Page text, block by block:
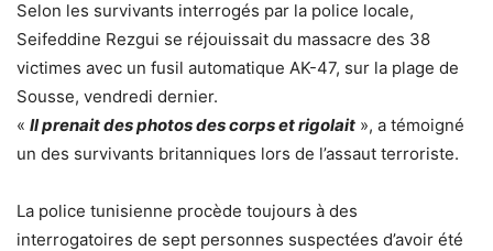
Selon les survivants interrogés par la police locale,
Seifeddine Rezgui se réjouissait du massacre des 38
victimes avec un fusil automatique AK-47, sur la plage de
Sousse, vendredi dernier.
« Il prenait des photos des corps et rigolait », a témoigné
un des survivants britanniques lors de l’assaut terroriste.
La police tunisienne procède toujours à des
interrogatoires de sept personnes suspectées d’avoir été